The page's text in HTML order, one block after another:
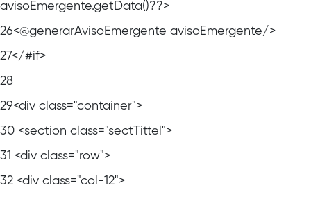
avisoEmergente.getData()??>
26<@generarAvisoEmergente avisoEmergente/>
27</#if>
28
29<div class="container">
30 <section class="sectTittel">
31 <div class="row">
32 <div class="col-12">